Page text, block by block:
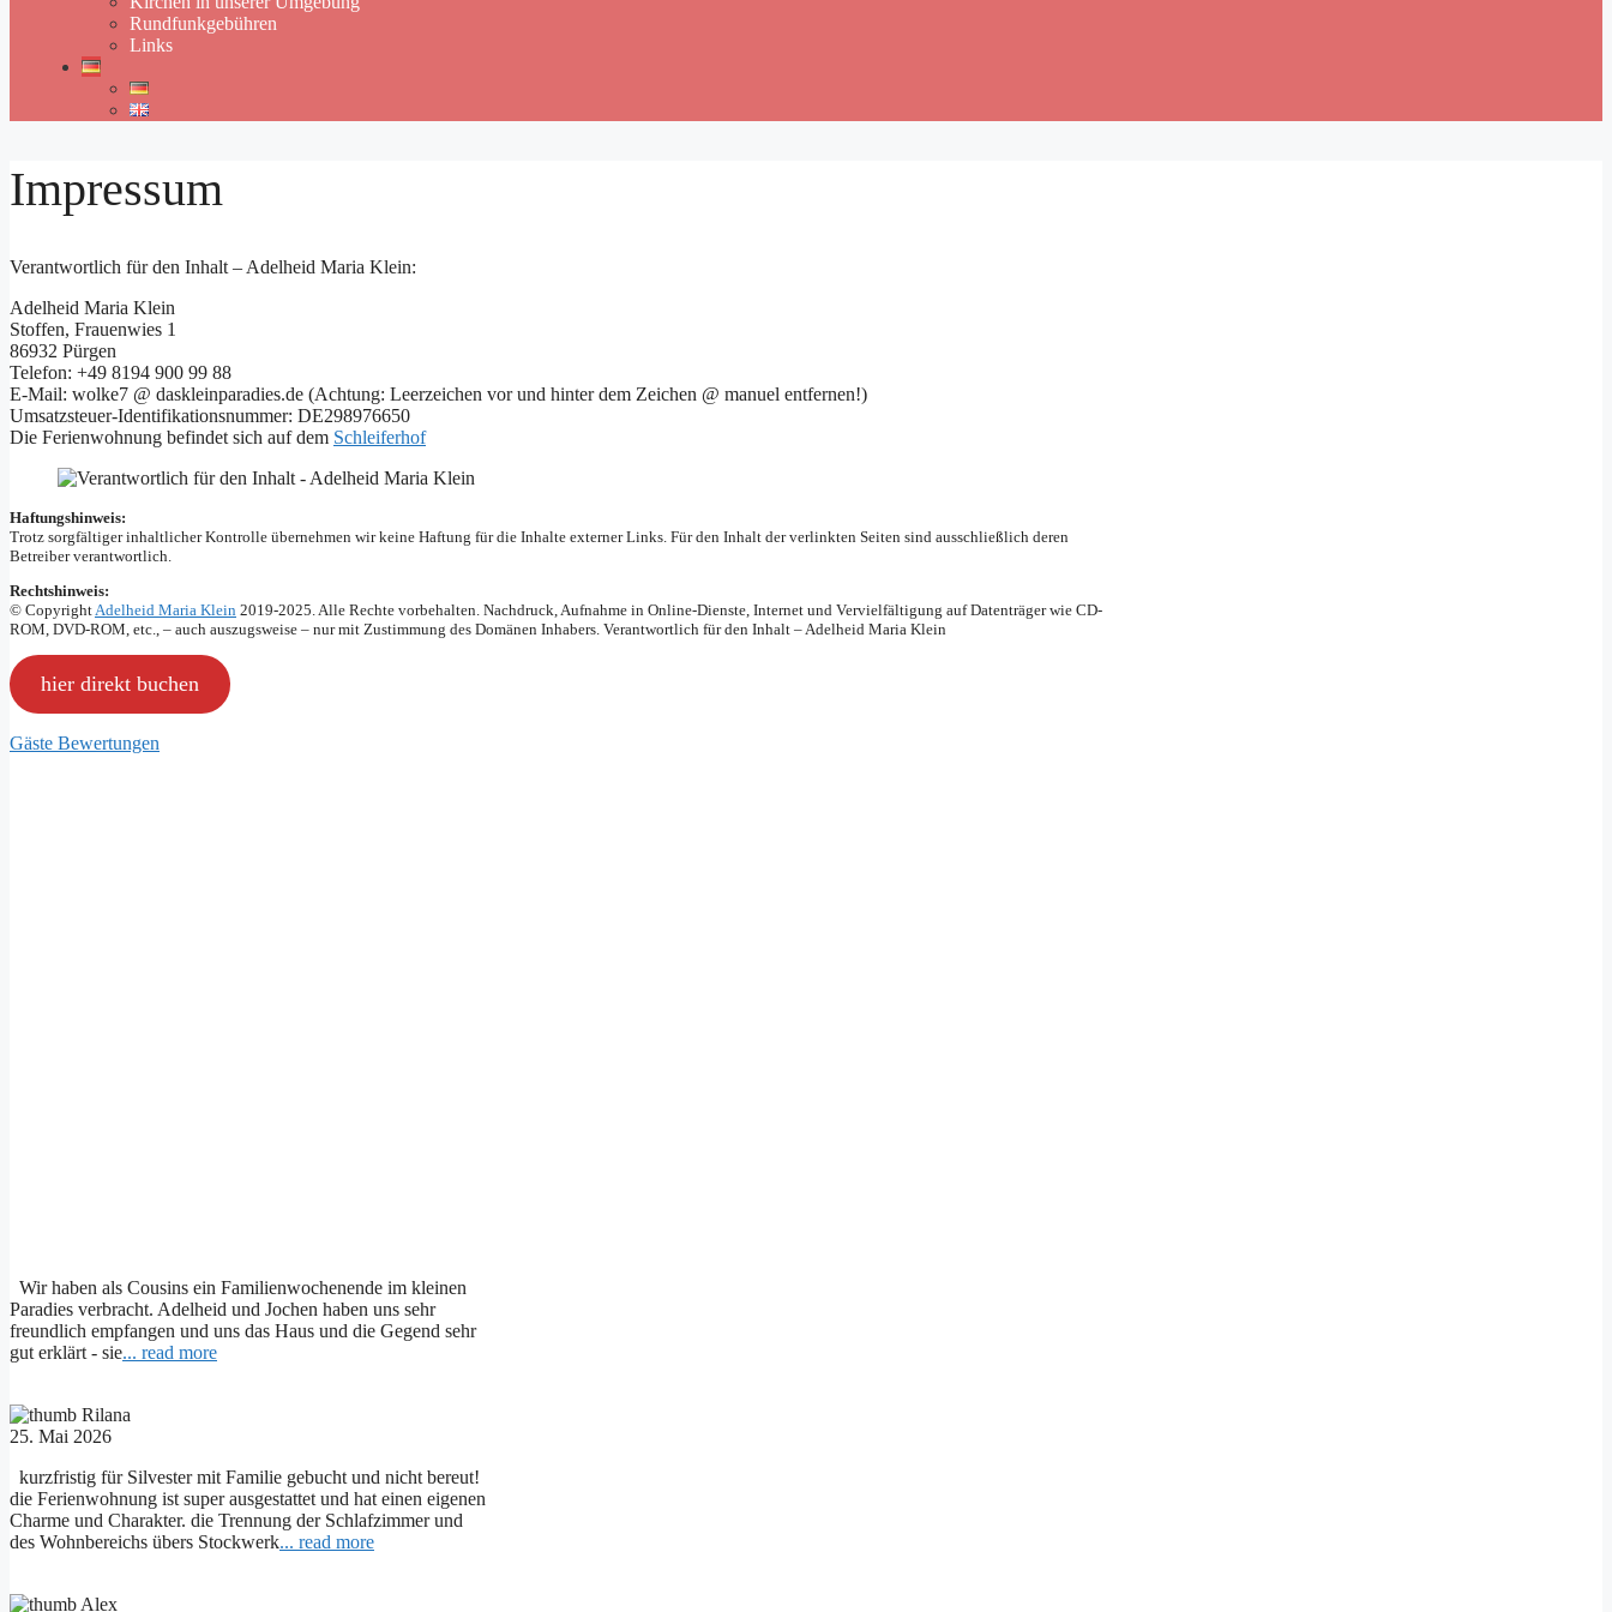
Rundfunkgebühren
Links
Impressum
Verantwortlich für den Inhalt – Adelheid Maria Klein:
Adelheid Maria Klein
Stoffen, Frauenwies 1
86932 Pürgen
Telefon: +49 8194 900 99 88
E-Mail: wolke7 @ daskleinparadies.de (Achtung: Leerzeichen vor und hinter dem Zeichen @ manuel entfernen!)
Umsatzsteuer-Identifikationsnummer: DE298976650
Die Ferienwohnung befindet sich auf dem Schleiferhof
Haftungshinweis:
Trotz sorgfältiger inhaltlicher Kontrolle übernehmen wir keine Haftung für die Inhalte externer Links. Für den Inhalt der verlinkten Seiten sind ausschließlich deren
Betreiber verantwortlich.
Rechtshinweis:
© CopyrightAdelheid Maria Klein 2019-2025. Alle Rechte vorbehalten. Nachdruck, Aufnahme in Online-Dienste, Internet und Vervielfältigung auf Datenträger wie CD-
ROM, DVD-ROM, etc., – auch auszugsweise – nur mit Zustimmung des Domänen Inhabers. Verantwortlich für den Inhalt – Adelheid Maria Klein
hier direkt buchen
Gäste Bewertungen
Wir haben als Cousins ein Familienwochenende im kleinen
Paradies verbracht. Adelheid und Jochen haben uns sehr
freundlich empfangen und uns das Haus und die Gegend sehr
gut erklärt - sie... read more
Rilana
25. Mai 2026
kurzfristig für Silvester mit Familie gebucht und nicht bereut!
die Ferienwohnung ist super ausgestattet und hat einen eigenen
Charme und Charakter. die Trennung der Schlafzimmer und
des Wohnbereichs übers Stockwerk... read more
Alex